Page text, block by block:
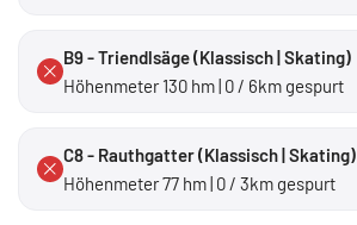
B9 - Triendlsäge (Klassisch | Skating)
Höhenmeter 130 hm | 0 / 6km gespurt
C8 - Rauthgatter (Klassisch | Skating)
Höhenmeter 77 hm | 0 / 3km gespurt